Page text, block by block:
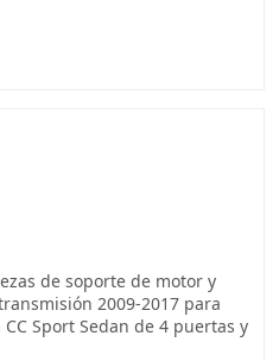
de soporte de motor y
2009-2017 para
CC Sport Sedan de 4 puertas y